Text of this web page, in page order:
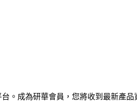
。成為研華會員，您將收到最新產